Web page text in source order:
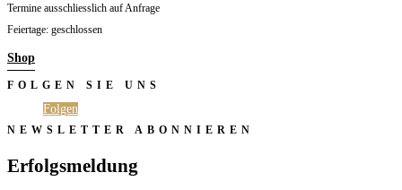
Termine ausschliesslich auf Anfrage
Feiertage: geschlossen
Shop
FOLGEN SIE UNS
Folgen
NEWSLETTER ABONNIEREN
Erfolgsmeldung